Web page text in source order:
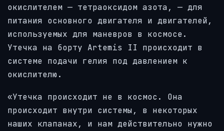
окислителем — тетраоксидом азота, — для
питания основного двигателя и двигателей,
используемых для маневров в космосе.
Утечка на борту Artemis II происходит в
системе подачи гелия под давлением к
окислителю.
«Утечка происходит не в космос. Она
происходит внутри системы, в некоторых
наших клапанах, и нам действительно нужно